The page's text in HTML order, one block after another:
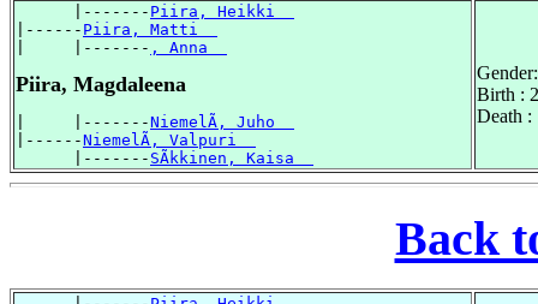
      |-------
Piira, Heikki
|------ Piira, Matti
|     |------- , Anna
Piira, Magdaleena
|     |-------NiemelÃ, Juho
|------NiemelÃ, Valpuri
      |-------
SÃkkinen, Kaisa
Birth :
Death
Back